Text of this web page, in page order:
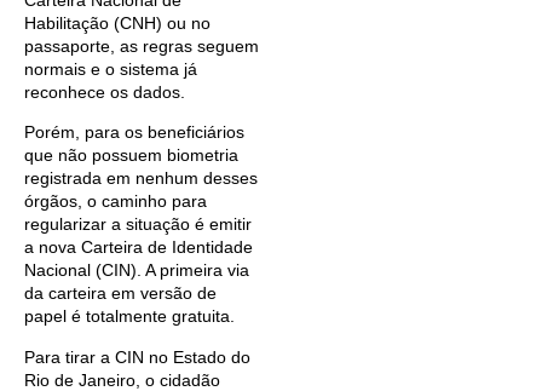
Habilitação (CNH) ou no
passaporte, as regras seguem
normais e o sistema já
reconhece os dados.
Porém, para os beneficiários
que não possuem biometria
registrada em nenhum desses
órgãos, o caminho para
regularizar a situação é emitir
a nova Carteira de Identidade
Nacional (CIN). A primeira via
da carteira em versão de
papel é totalmente gratuita.
Para tirar a CIN no Estado do
Rio de Janeiro, o cidadão